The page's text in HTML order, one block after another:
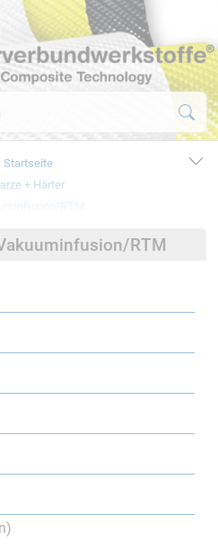
Startseite
+ Härter
RTM
RTM